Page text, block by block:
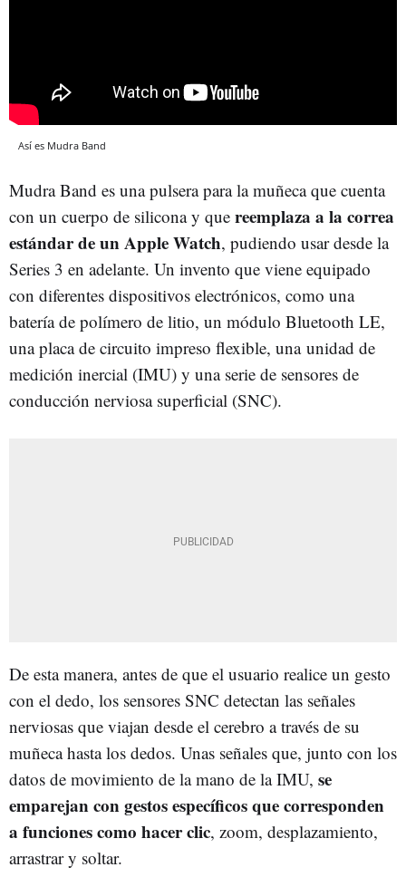
Así es Mudra Band
Mudra Band es una pulsera para la muñeca que cuenta
con un cuerpo de silicona y que reemplaza a la correa
estándar de un Apple Watch, pudiendo usar desde la
Series 3 en adelante. Un invento que viene equipado
con diferentes dispositivos electrónicos, como una
batería de polímero de litio, un módulo Bluetooth LE,
una placa de circuito impreso flexible, una unidad de
medición inercial (IMU) y una serie de sensores de
conducción nerviosa superficial (SNC).
De esta manera, antes de que el usuario realice un gesto
con el dedo, los sensores SNC detectan las señales
nerviosas que viajan desde el cerebro a través de su
muñeca hasta los dedos. Unas señales que, junto con los
datos de movimiento de la mano de la IMU, se
emparejan con gestos específicos que corresponden
a funciones como hacer clic, zoom, desplazamiento,
arrastrar y soltar.